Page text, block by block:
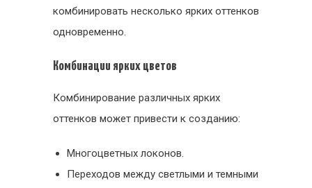
комбинировать несколько ярких оттенков
одновременно.
Комбинации ярких цветов
Комбинирование различных ярких
оттенков может привести к созданию:
Многоцветных локонов.
Переходов между светлыми и темными